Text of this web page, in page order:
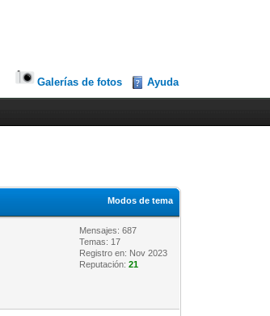
Galerías de fotos Ayuda
Modos de tema
Mensajes: 687
Temas: 17
Registro en: Nov 2023
Reputación:21